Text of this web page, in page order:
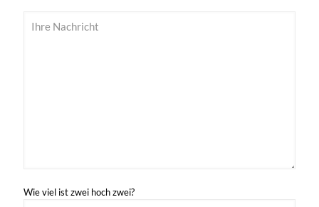
Wie viel ist zwei hoch zwei?